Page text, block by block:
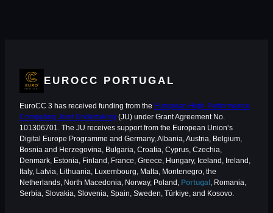
EUROCC PORTUGAL
EuroCC 3 has received funding from the European High-Performance
Computing Joint Undertaking (JU) under Grant Agreement No.
101306701. The JU receives support from the European Union‘s
Digital Europe Programme and Germany, Albania, Austria, Belgium,
Bosnia and Herzegovina, Bulgaria, Croatia, Cyprus, Czechia,
Denmark, Estonia, Finland, France, Greece, Hungary, Iceland, Ireland,
Italy, Latvia, Lithuania, Luxembourg, Malta, Montenegro, the
Netherlands, North Macedonia, Norway, Poland, Portugal , Romania,
Serbia, Slovakia, Slovenia, Spain, Sweden, Türkiye, and Kosovo.